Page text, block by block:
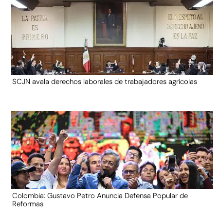
SCJN avala derechos laborales de trabajadores agrícolas
Colombia: Gustavo Petro Anuncia Defensa Popular de
Reformas